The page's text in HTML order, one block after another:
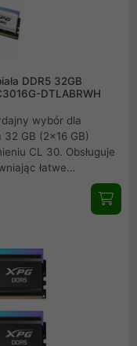
DDR5 32GB
DTLABRWH
wybór dla
GB (2x16 GB)
CL 30. Obsługuje
łatwe
skuteczne
dodaje jej
posiada funkcję
pamięci RAM.